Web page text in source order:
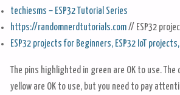
techiesms – ESP32 Tutorial Series
https://randomnerdtutorials.com// ESP32
ESP32 projects for Beginners, ESP32 IoT
The pins highlighted in green are OK to use.
yellow are OK to use, but you need to pay